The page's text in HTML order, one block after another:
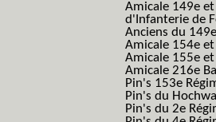
Amicale 149e
d'Infanterie de
Anciens du
Amicale 154e
Amicale 155e
Amicale 216e
Pin's 153e
Pin's du
Pin's du 2e